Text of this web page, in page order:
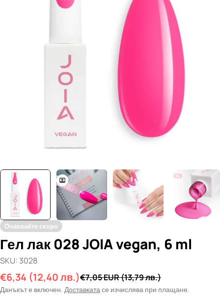
медия 0 в прозорец
Очаквайте скоро
Гел лак 028 JOIA vegan, 6 ml
SKU: 3028
Промо
цена
€6,34 (12,40 лв.)
Редовна
цена
€7,05 EUR(13,79 лв.)
Данъкът е включен. Доставката се изчислява при плащане.